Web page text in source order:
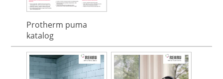
Protherm puma
katalog